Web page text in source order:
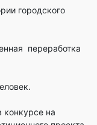
городского
переработка
конкурсе на